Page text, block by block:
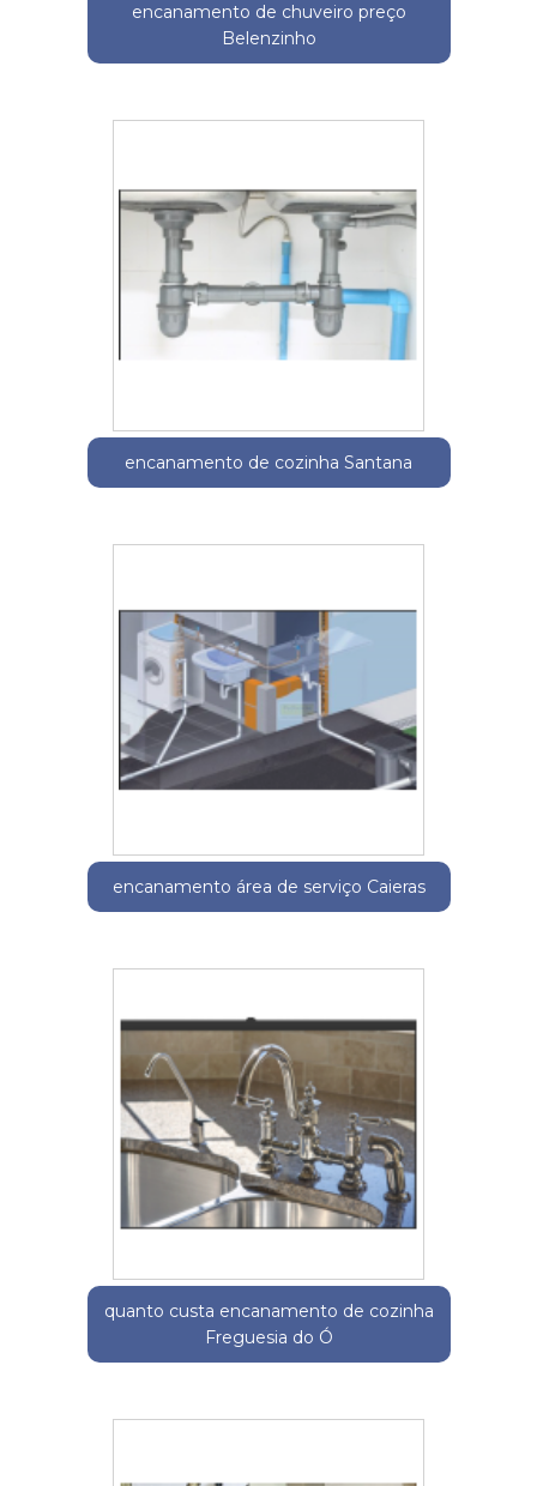
encanamento de chuveiro preço
Belenzinho
encanamento de cozinha Santana
encanamento área de serviço Caieras
quanto custa encanamento de cozinha
Freguesia do Ó